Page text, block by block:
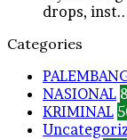
drops,
Categories
NASIONAL
KRIMINAL